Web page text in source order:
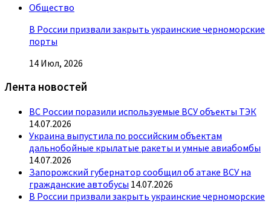
Общество
В России призвали закрыть украинские черноморские
порты
14 Июл, 2026
Лента новостей
ВС России поразили используемые ВСУ объекты ТЭК
14.07.2026
Украина выпустила по российским объектам
дальнобойные крылатые ракеты и умные авиабомбы
14.07.2026
Запорожский губернатор сообщил об атаке ВСУ на
гражданские автобусы 14.07.2026
В России призвали закрыть украинские черноморские